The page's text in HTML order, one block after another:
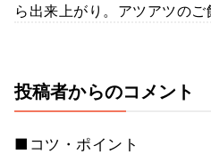
ら出来上がり。アツアツのご
投稿者からのコメント
■コツ・ポイント